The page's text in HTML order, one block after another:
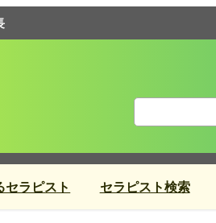
ラピスト セラピスト検索